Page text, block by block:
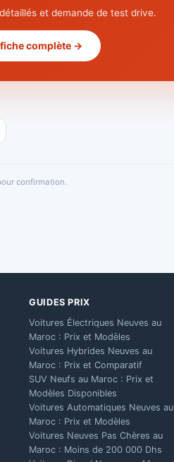
et demande de test drive.
complète →
confirmation.
GUIDES PRIX
Voitures Électriques Neuves au
Maroc : Prix et Modèles
Voitures Hybrides Neuves au
Maroc : Prix et Comparatif
SUV Neufs au Maroc : Prix et
Modèles Disponibles
Voitures Automatiques Neuves au
Maroc : Prix et Modèles
Voitures Neuves Pas Chères au
Maroc : Moins de 200 000 Dhs